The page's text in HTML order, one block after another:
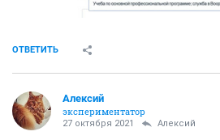
ОТВЕТИТЬ
Алексий
экспериментатор
27 октября 2021 Алексий